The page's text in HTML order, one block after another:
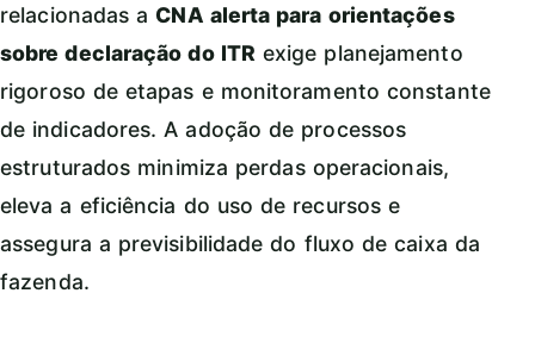
relacionadas aCNA alerta para orientações
sobre declaração do ITR exige planejamento
rigoroso de etapas e monitoramento constante
de indicadores. A adoção de processos
estruturados minimiza perdas operacionais,
eleva a eficiência do uso de recursos e
assegura a previsibilidade do fluxo de caixa da
fazenda.